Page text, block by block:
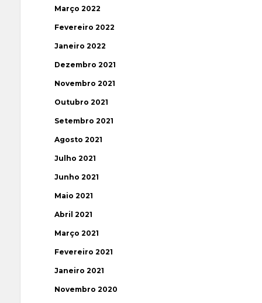
Março 2022
Fevereiro 2022
Janeiro 2022
Dezembro 2021
Novembro 2021
Outubro 2021
Setembro 2021
Agosto 2021
Julho 2021
Junho 2021
Maio 2021
Abril 2021
Março 2021
Fevereiro 2021
Janeiro 2021
Novembro 2020